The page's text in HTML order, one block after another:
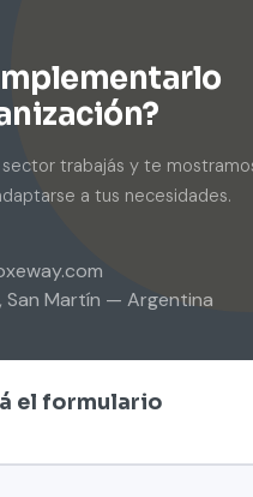
trabajás y te
a tus necesidades.
San Martín — Argentina
el formulario